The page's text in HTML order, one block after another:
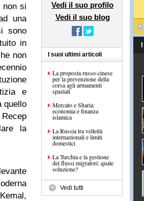
non si
una
sono
in
non
e
quello
la
Vedi il suo profilo
Vedi il suo blog
I suoi ultimi articoli
La proposta russo-cinese
per la prevenzione della
corsa agli armamenti
spaziali
Mercato e Sharia:
economia e finanza
islamica
La Russia tra velleità
internazionali e limiti
domestici
La Turchia e la gestione
dei flussi migratori: quale
soluzione?
Vedi tutti